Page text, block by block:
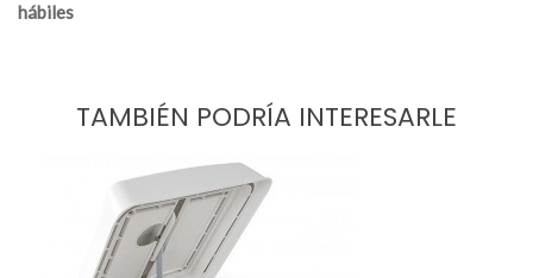
hábiles
TAMBIÉN PODRÍA INTERESARLE